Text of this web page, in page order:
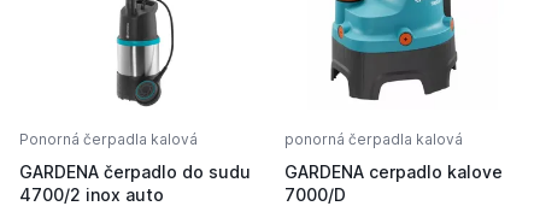
Ponorná čerpadla kalová
GARDENA čerpadlo do sudu
4700/2 inox auto
ponorná čerpadla kalová
GARDENA cerpadlo kalove
7000/D